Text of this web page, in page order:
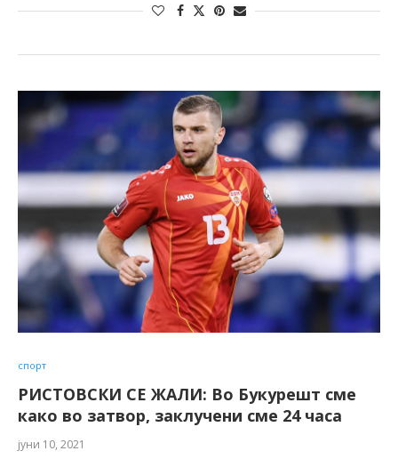
спорт
РИСТОВСКИ СЕ ЖАЛИ: Во Букурешт сме
како во затвор, заклучени сме 24 часа
јуни 10, 2021